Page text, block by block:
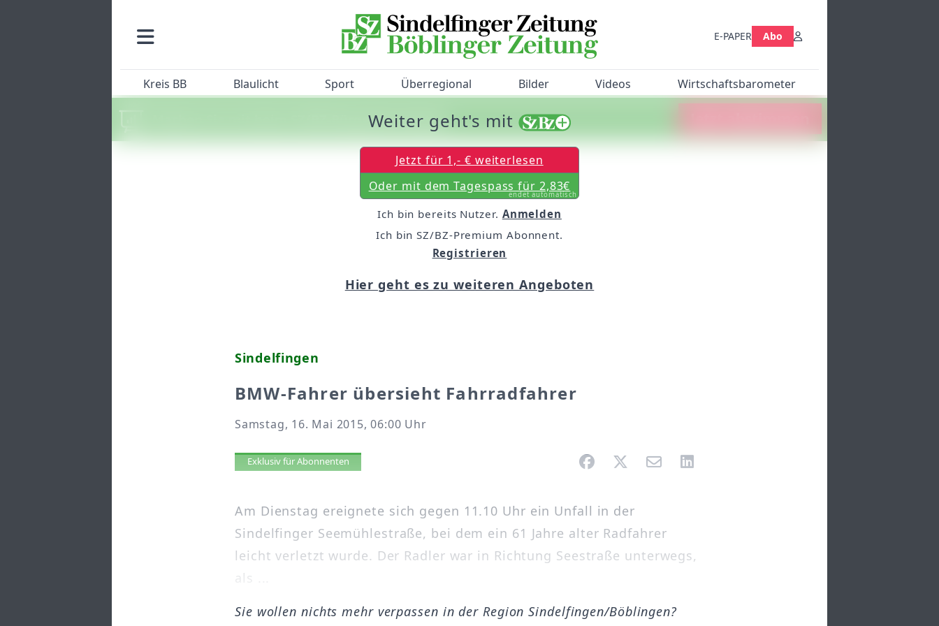
E-PAPER Abo
Kreis BB Blaulicht Sport Überregional Bilder Videos Wirtschaftsbarometer
Machen Sie mit beim SZ/BZ-Bürgerbarometer!
Sindelfingen
BMW-Fahrer übersieht Fahrradfahrer
Samstag, 16. Mai 2015, 06:00 Uhr
Artikel vorlesen
Exklusiv für Abonnenten
Am Dienstag ereignete sich gegen 11.10 Uhr ein Unfall in der
Sindelfinger Seemühlestraße, bei dem ein 61 Jahre alter Radfahrer
leicht verletzt wurde. Der Radler war in Richtung Seestraße unterwegs,
als ...
Weiter geht's mit
Jetzt für 1,- € weiterlesen
Oder mit dem Tagespass für 2,83€
endet automatisch
Ich bin bereits Nutzer. Anmelden
Ich bin SZ/BZ-Premium Abonnent.
Registrieren
Hier geht es zu weiteren Angeboten
Sie wollen nichts mehr verpassen in der Region Sindelfingen/Böblingen?